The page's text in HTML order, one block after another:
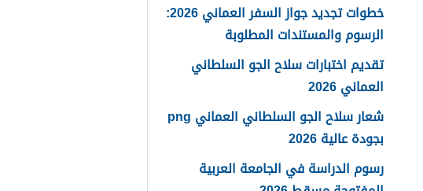
خطوات تجديد جواز السفر العماني 2026:
الرسوم والمستندات المطلوبة
تقديم اختبارات سلاح الجو السلطاني
العماني 2026
شعار سلاح الجو السلطاني العماني png
بجودة عالية 2026
رسوم الدراسة في الجامعة العربية